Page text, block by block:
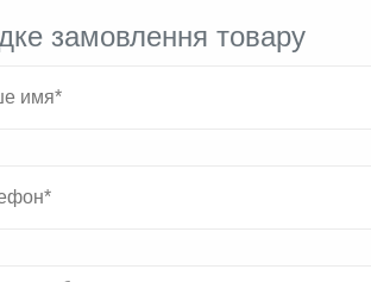
замовлення товару